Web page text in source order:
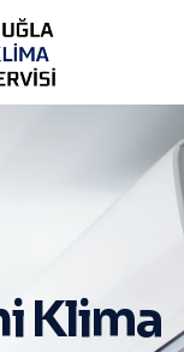
Klima